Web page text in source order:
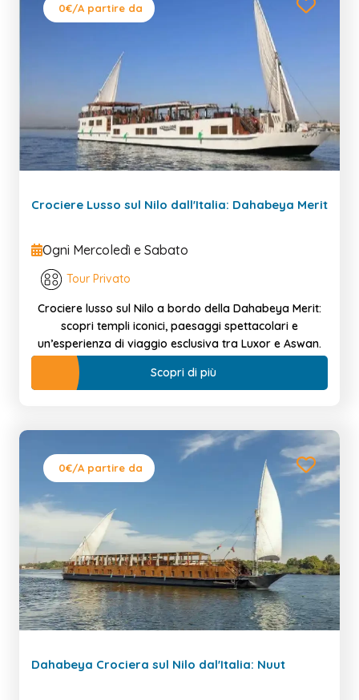
0€/A partire da
Crociere Lusso sul Nilo dall'Italia: Dahabeya Merit
Ogni Mercoledì e Sabato
Tour Privato
Crociere lusso sul Nilo a bordo della Dahabeya Merit:
scopri templi iconici, paesaggi spettacolari e
un’esperienza di viaggio esclusiva tra Luxor e Aswan.
Scopri di più
0€/A partire da
Dahabeya Crociera sul Nilo dal'Italia: Nuut